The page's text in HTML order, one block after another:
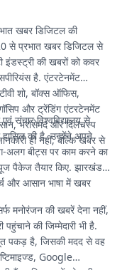
खबर डिजिटल की
से प्रभात खबर डिजिटल से
इंडस्ट्री की खबरों को कवर
है. एंटरटेनमेंट
शो, बॉक्स ऑफिस,
और ट्रेंडिंग एंटरटेनमेंट
भरोसेमंद और दिलचस्प
ही नहीं, बल्कि खबर से
संचार विश्वविद्यालय से
हासिल की है. उन्होंने अपने
अलग बीट्स पर काम करने का
पैकेज तैयार किए. झारखंड
और आसान भाषा में खबर
मनोरंजन की खबरें देना नहीं,
की जिम्मेदारी भी है.
पकड़ है, जिसकी मदद से वह
Google